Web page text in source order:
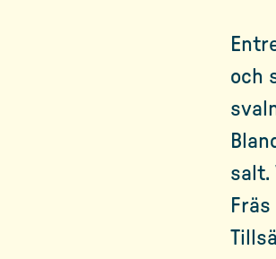
och
salt.